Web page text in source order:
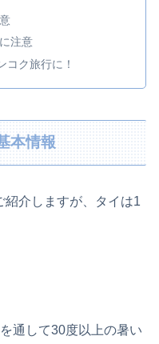
注意
コク旅行に！
本情報
紹介しますが、タイは1
通して30度以上の暑い